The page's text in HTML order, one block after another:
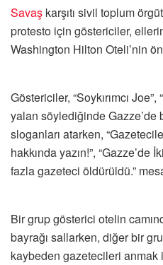
Savaş karşıtı sivil toplum
protesto için göstericiler,
Washington Hilton Oteli’nin
Göstericiler, “Soykırımcı Joe”,
yalan söylediğinde Gazze’de
sloganları atarken,
hakkında yazın!”, “Gazze’de
fazla gazeteci öldürüldü.”
Bir grup gösterici otelin
bayrağı sallarken, diğer bir
kaybeden gazetecileri